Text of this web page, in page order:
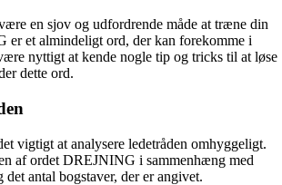
en sjov og udfordrende måde at træne din
er et almindeligt ord, der kan forekomme i
nyttigt at kende nogle tip og tricks til at løse
dette ord.
vigtigt at analysere ledetråden omhyggeligt.
af ordet DREJNING i sammenhæng med
det antal bogstaver, der er angivet.